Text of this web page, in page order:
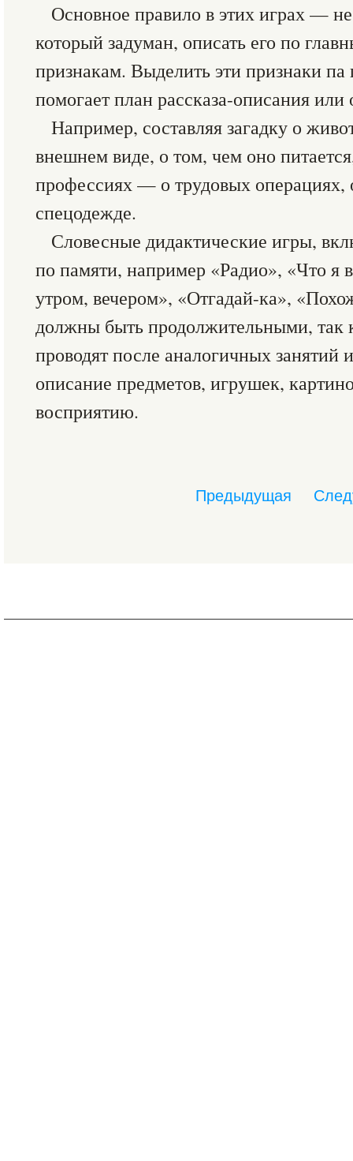
Основное правило в этих играх —
который задуман, описать его по
признакам. Выделить эти признаки па
помогает план рассказа-описания или
Например, составляя загадку о
внешнем виде, о том, чем оно
профессиях — о трудовых операциях,
спецодежде.
Словесные дидактические игры,
по памяти, например «Радио», «Что я
утром, вечером», «Отгадай-ка»,
должны быть продолжительными, так
проводят после аналогичных
описание предметов, игрушек,
восприятию.
Предыдущая